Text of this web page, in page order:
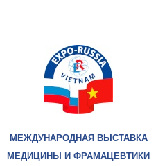
МЕЖДУНАРОДНАЯ ВЫСТАВКА
МЕДИЦИНЫ И ФРАМАЦЕВТИКИ